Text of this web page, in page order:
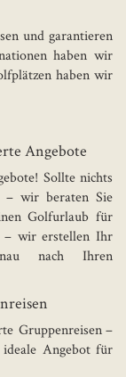
und garantieren
haben wir
haben wir
Angebote
Sollte nichts
– wir beraten Sie
Golfurlaub für
– wir erstellen Ihr
nach Ihren
Gruppenreisen –
Angebot für